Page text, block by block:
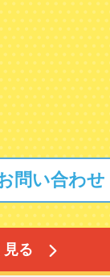
見る
問い合わせ